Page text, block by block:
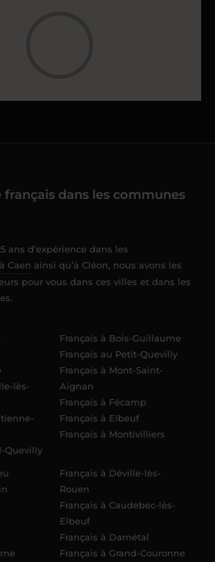
français dans les communes
ans d’expérience dans les
Caen ainsi qu’à Cléon, nous avons les
pour vous dans ces villes et dans les
lès-
Quevilly
Français à Bois-Guillaume
Français au Petit-Quevilly
Français à Mont-Saint-
Aignan
Français à Fécamp
Français à Elbeuf
Français à Montivilliers
Français à Déville-lès-
Rouen
Français à Caudebec-lès-
Elbeuf
Français à Darnétal
Français à Grand-Couronne